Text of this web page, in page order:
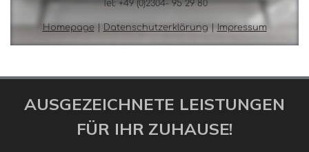
AUSGEZEICHNETE LEISTUNGEN
FÜR IHR ZUHAUSE!